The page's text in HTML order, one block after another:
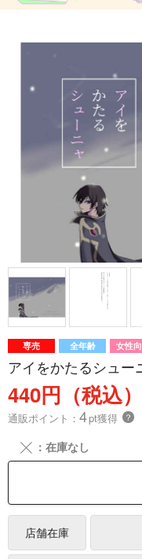
専売 全年齢 女性
アイをかたるシュー
440円（税込）
通販ポイント： 4pt獲得 ？
╳ ：在庫なし
店舗在庫